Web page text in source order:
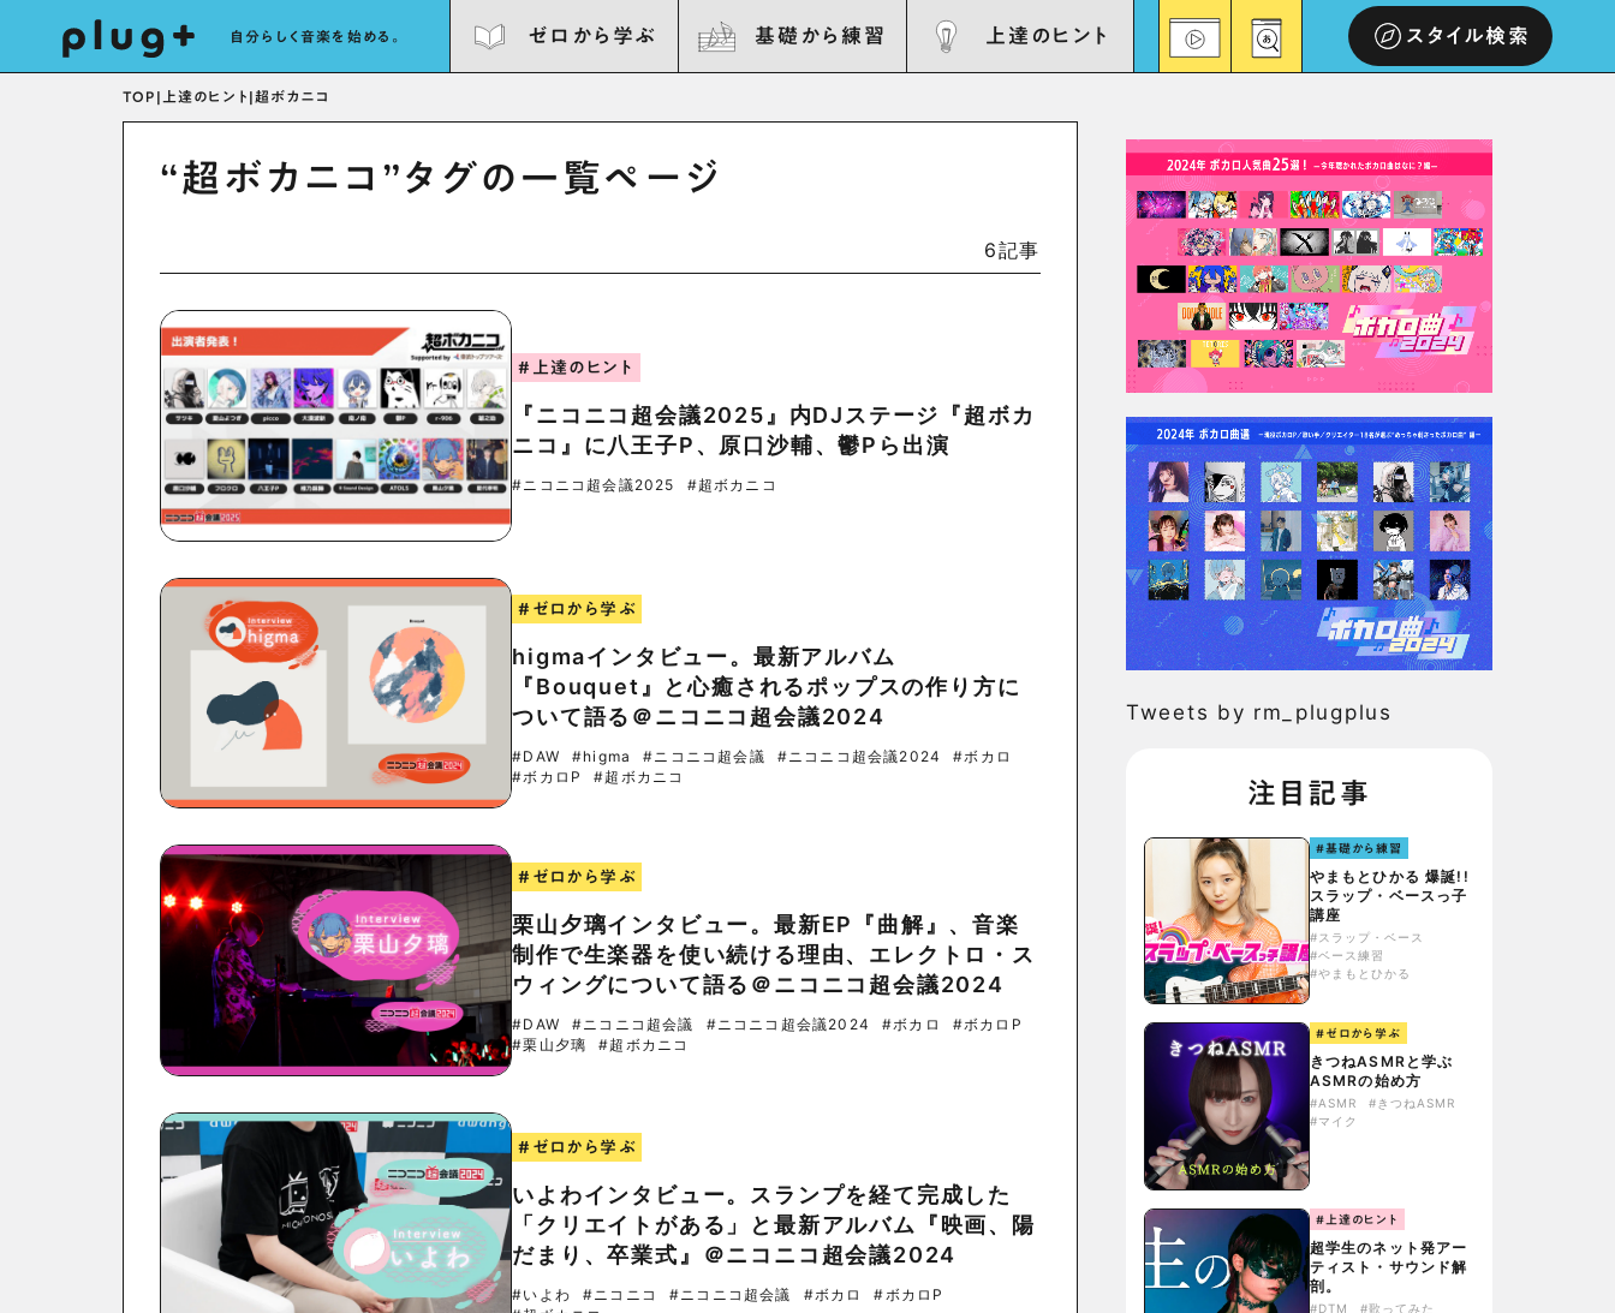
自分らしく音楽を始める。 ゼロから学ぶ 基礎から練習 上達のヒント スタイル検索
TOP | 上達のヒント |超ボカニコ
“超ボカニコ”タグの一覧ページ
6記事
#上達のヒント
『ニコニコ超会議2025』内DJステージ『超ボカ
ニコ』に八王子P、原口沙輔、鬱Pら出演
#ニコニコ超会議2025 #超ボカニコ
#ゼロから学ぶ
higmaインタビュー。最新アルバム
『Bouquet』と心癒されるポップスの作り方に
ついて語る＠ニコニコ超会議2024
#DAW #higma #ニコニコ超会議 #ニコニコ超会議2024
#ボカロ
#ボカロP
#超ボカニコ
#ゼロから学ぶ
栗山夕璃インタビュー。最新EP『曲解』、音楽
制作で生楽器を使い続ける理由、エレクトロ・ス
ウィングについて語る＠ニコニコ超会議2024
#DAW #ニコニコ超会議 #ニコニコ超会議2024 #ボカロ
#ボカロP
#栗山夕璃
#超ボカニコ
#ゼロから学ぶ
いよわインタビュー。スランプを経て完成した
「クリエイトがある」と最新アルバム『映画、陽
だまり、卒業式』＠ニコニコ超会議2024
#いよわ #ニコニコ #ニコニコ超会議 #ボカロ
#ボカロP
Tweets by rm_plugplus
注目記事
#基礎から練習
やまもとひかる 爆誕!!
スラップ・ベースっ子
講座
#スラップ・ベース
#ベース練習
#やまもとひかる
#ゼロから学ぶ
きつねASMRと学ぶ
ASMRの始め方
#ASMR
#きつねASMR
#マイク
#上達のヒント
超学生のネット発アー
ティスト・サウンド解
剖。
#DTM #歌ってみた